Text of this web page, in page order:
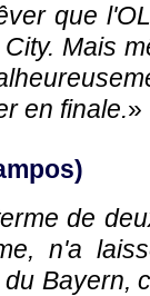
que
Mais
en finale.»
de
n'a
Bayern,